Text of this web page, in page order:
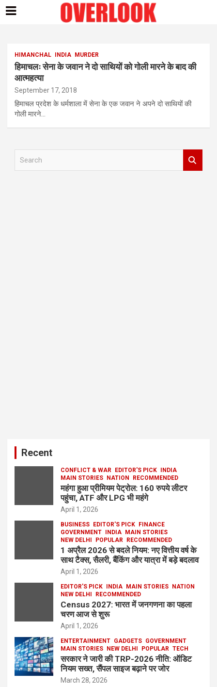
HIMANCHAL INDIA MURDER
हिमाचलः सेना के जवान ने दो साथियों को गोली मारने के बाद की
आत्महत्या
September 17, 2018
हिमाचल प्रदेश के धर्मशाला में सेना के एक जवान ने अपने दो साथियों की
गोली मारने…
Recent
CONFLICT & WAR EDITOR'S PICK
INDIA
MAIN STORIES
NATION RECOMMENDED
महंगा हुआ प्रीमियम पेट्रोल: 160 रुपये लीटर
पहुंचा, ATF और LPG भी महंगे
April 1, 2026
BUSINESS EDITOR'S PICK
FINANCE
GOVERNMENT
INDIA
MAIN STORIES
NEW DELHI
POPULAR RECOMMENDED
1 अप्रैल 2026 से बदले नियम: नए वित्तीय वर्ष के
साथ टैक्स, सैलरी, बैंकिंग और यात्रा में बड़े बदलाव
April 1, 2026
EDITOR'S PICK INDIA MAIN STORIES
NATION
NEW DELHI
RECOMMENDED
Census 2027: भारत में जनगणना का पहला
चरण आज से शुरू
April 1, 2026
ENTERTAINMENT GADGETS GOVERNMENT
MAIN STORIES
NEW DELHI POPULAR TECH
सरकार ने जारी की TRP-2026 नीति: ऑडिट
नियम सख्त, सैंपल साइज बढ़ाने पर जोर
March 28, 2026